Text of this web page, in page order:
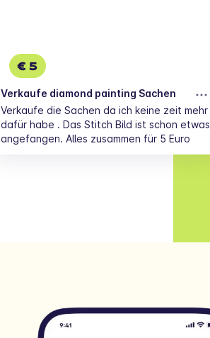
€ 5
Verkaufe diamond painting Sachen
Verkaufe die Sachen da ich keine zeit mehr
dafür habe . Das Stitch Bild ist schon etwas
angefangen. Alles zusammen für 5 Euro